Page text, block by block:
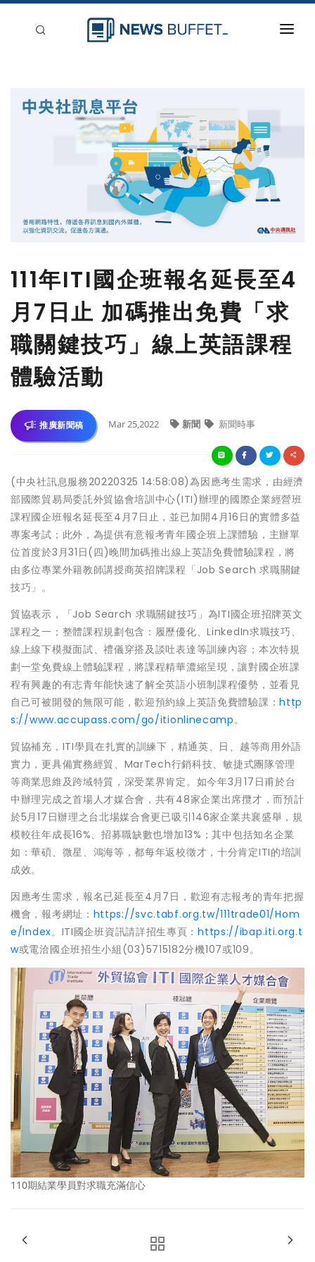
111年ITI國企班報名延長至4
月7日止 加碼推出免費「求
職關鍵技巧」線上英語課程
體驗活動
推廣新聞稿 Mar 25,2022 新聞 新聞時事
(中央社訊息服務20220325 14:58:08)為因應考生需求，由經濟
部國際貿易局委託外貿協會培訓中心(ITI)辦理的國際企業經營班
課程國企班報名延長至4月7日止，並已加開4月16日的實體多益
專案考試；此外，為提供有意報考青年國企班上課體驗，主辦單
位首度於3月31日(四)晚間加碼推出線上英語免費體驗課程，將
由多位專業外籍教師講授商英招牌課程「Job Search 求職關鍵
技巧」。
貿協表示，「Job Search 求職關鍵技巧」為ITI國企班招牌英文
課程之一；整體課程規劃包含：履歷優化、LinkedIn求職技巧、
線上線下模擬面試、禮儀穿搭及談吐表達等訓練內容；本次特規
劃一堂免費線上體驗課程，將課程精華濃縮呈現，讓對國企班課
程有興趣的有志青年能快速了解全英語小班制課程優勢，並看見
自己可被開發的無限可能，歡迎預約線上英語免費體驗課：http
s://www.accupass.com/go/itionlinecamp。
貿協補充，ITI學員在扎實的訓練下，精通英、日、越等商用外語
實力，更具備實務經貿、MarTech行銷科技、敏捷式團隊管理
等商業思維及跨域特質，深受業界肯定。如今年3月17日甫於台
中辦理完成之首場人才媒合會，共有48家企業出席攬才，而預計
於5月17日辦理之台北場媒合會更已吸引146家企業共襄盛舉，規
模較往年成長16%、招募職缺數也增加13%；其中包括知名企業
如：華碩、微星、鴻海等，都每年返校徵才，十分肯定ITI的培訓
成效。
因應考生需求，報名已延長至4月7日，歡迎有志報考的青年把握
機會，報考網址： https://svc.tabf.org.tw/111trade01/Hom
e/Index。ITI國企班資訊請詳招生專頁：https://ibap.iti.org.t
w或電洽國企班招生小組(03)5715182分機107或109。
110期結業學員對求職充滿信心